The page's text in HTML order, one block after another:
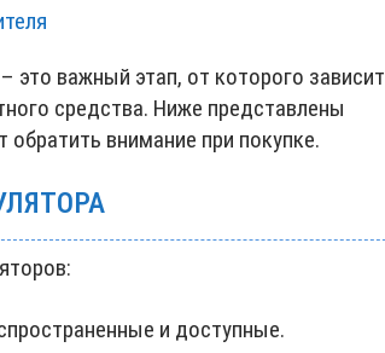
это важный этап, от которого зависит
средства. Ниже представлены
внимание при покупке.
и доступные.